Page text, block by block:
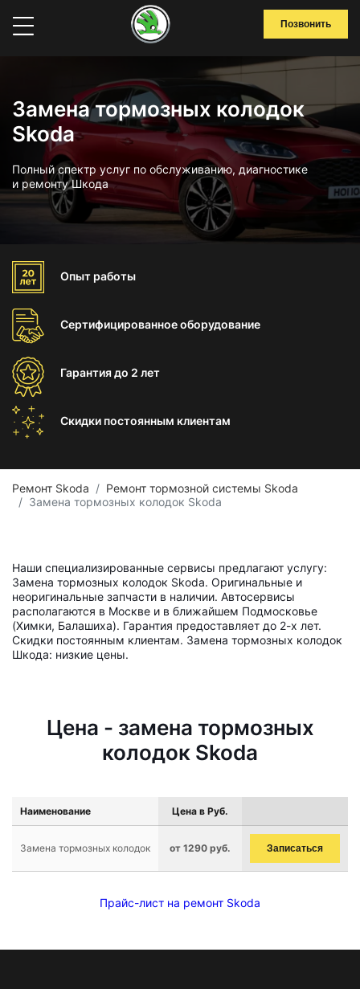
Позвонить
Замена тормозных колодок
Skoda
Полный спектр услуг по обслуживанию, диагностике
и ремонту Шкода
Опыт работы
Сертифицированноеоборудование
Гарантиядо 2 лет
Скидки постоянным клиентам
Ремонт Skoda
Ремонт тормозной системы Skoda
Замена тормозных колодок Skoda
Наши специализированные сервисы предлагают услугу:
Замена тормозных колодок Skoda. Оригинальные и
неоригинальные запчасти в наличии. Автосервисы
располагаются в Москве и в ближайшем Подмосковье
(Химки, Балашиха). Гарантия предоставляет до 2-х лет.
Скидки постоянным клиентам. Замена тормозных колодок
Шкода: низкие цены.
Цена - замена тормозных
колодок Skoda
Наименование Цена в Руб.
Замена тормозных колодок от 1290 руб. Записаться
Прайс-лист на ремонт Skoda